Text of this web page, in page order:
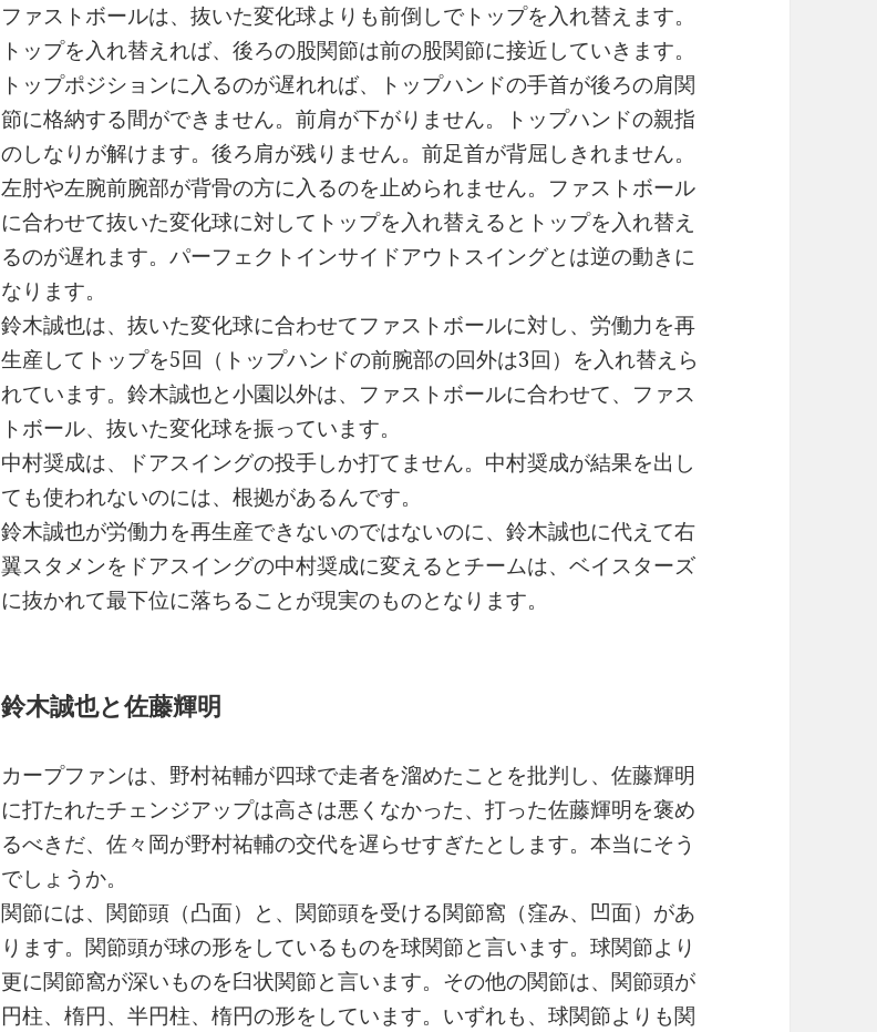
ファストボールは、抜いた変化球よりも前倒しでトップを入れ替えます。
トップを入れ替えれば、後ろの股関節は前の股関節に接近していきます。
トップポジションに入るのが遅れれば、トップハンドの手首が後ろの肩関
節に格納する間ができません。前肩が下がりません。トップハンドの親指
のしなりが解けます。後ろ肩が残りません。前足首が背屈しきれません。
左肘や左腕前腕部が背骨の方に入るのを止められません。ファストボール
に合わせて抜いた変化球に対してトップを入れ替えるとトップを入れ替え
るのが遅れます。パーフェクトインサイドアウトスイングとは逆の動きに
なります。
鈴木誠也は、抜いた変化球に合わせてファストボールに対し、労働力を再
生産してトップを5回（トップハンドの前腕部の回外は3回）を入れ替えら
れています。鈴木誠也と小園以外は、ファストボールに合わせて、ファス
トボール、抜いた変化球を振っています。
中村奨成は、ドアスイングの投手しか打てません。中村奨成が結果を出し
ても使われないのには、根拠があるんです。
鈴木誠也が労働力を再生産できないのではないのに、鈴木誠也に代えて右
翼スタメンをドアスイングの中村奨成に変えるとチームは、ベイスターズ
に抜かれて最下位に落ちることが現実のものとなります。
鈴木誠也と佐藤輝明
カープファンは、野村祐輔が四球で走者を溜めたことを批判し、佐藤輝明
に打たれたチェンジアップは高さは悪くなかった、打った佐藤輝明を褒め
るべきだ、佐々岡が野村祐輔の交代を遅らせすぎたとします。本当にそう
でしょうか。
関節には、関節頭（凸面）と、関節頭を受ける関節窩（窪み、凹面）があ
ります。関節頭が球の形をしているものを球関節と言います。球関節より
更に関節窩が深いものを臼状関節と言います。その他の関節は、関節頭が
円柱、楕円、半円柱、楕円の形をしています。いずれも、球関節よりも関